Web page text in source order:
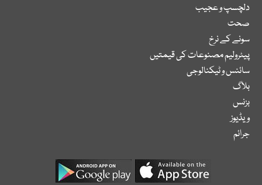
دلچسپ و عجیب
صحت
سونے کے نرخ
پیٹرولیم مصنوعات کی قیمتیں
سائنس و ٹیکنالوجی
بلاگ
بزنس
ویڈیوز
جرائم